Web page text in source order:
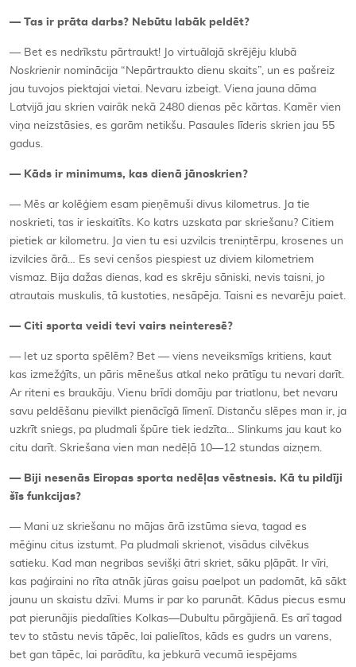
— Tas ir prāta darbs? Nebūtu labā k peld ēt?
— Bet es nedrīkstu pārtraukt! Jo virtuālajā skrējēju klubā
Noskrienir nominācija “Nepārtraukto dienu skaits”, un es pašreiz
jau tuvojos piektajai vietai. Nevaru izbeigt. Viena jauna dāma
Latvijā jau skrien vairāk nekā 2480 dienas pēc kārtas. Kamēr vien
viņa neizstāsies, es garām netikšu. Pasaules līderis skrien jau 55
gadus.
— Kāds ir minimums, kas dienā jānoskrien?
— Mēs ar kolēģiem esam pieņēmuši divus kilometrus. Ja tie
noskrieti, tas ir ieskaitīts. Ko katrs uzskata par skriešanu? Citiem
pietiek ar kilometru. Ja vien tu esi uzvilcis treniņtērpu, krosenes un
izvilcies ārā… Es sevi cenšos piespiest uz diviem kilometriem
vismaz. Bija dažas dienas, kad es skrēju sāniski, nevis taisni, jo
atrautais muskulis, tā kustoties, nesāpēja. Taisni es nevarēju paiet.
— Citi sporta veidi tevi vairs neinteresē?
— Iet uz sporta spēlēm? Bet — viens neveiksmīgs kritiens, kaut
kas izmežģīts, un pāris mēnešus atkal neko prātīgu tu nevari darīt.
Ar riteni es braukāju. Vienu brīdi domāju par triatlonu, bet nevaru
savu peldēšanu pievilkt pienācīgā līmenī. Distanču slēpes man ir, ja
uzkrīt sniegs, pa pludmali špūre tiek iedzīta… Slinkums jau kaut ko
citu darīt. Skriešana vien man nedēļā 10—12 stundas aizņem.
— Biji nesenās Eiropas sporta nedēļ as vēstnesis. Kā tu pildīji
šīs funkcijas?
— Mani uz skriešanu no mājas ārā izstūma sieva, tagad es
mēģinu citus izstumt. Pa pludmali skrienot, visādus cilvēkus
satieku. Kad man negribas sevišķi ātri skriet, sāku pļāpāt. Ir vīri,
kas paģiraini no rīta atnāk jūras gaisu paelpot un padomāt, kā sākt
jaunu un skaistu dzīvi. Mums ir par ko parunāt. Kādus piecus esmu
pat pierunājis piedalīties Kolkas—Dubultu pārgājienā. Es arī tagad
tev to stāstu nevis tāpēc, lai palielītos, kāds es gudrs un varens,
bet gan tāpēc, lai parādītu, ka jebkurā vecumā iespējams